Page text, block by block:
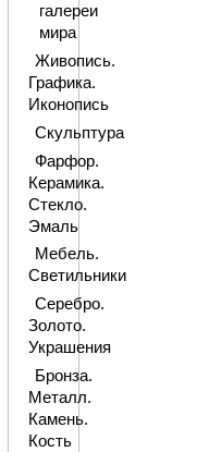
галереи
мира
Живопись.
Графика.
Иконопись
Скульптура
Фарфор.
Керамика.
Стекло.
Эмаль
Мебель.
Светильники
Серебро.
Золото.
Украшения
Бронза.
Металл.
Камень.
Кость